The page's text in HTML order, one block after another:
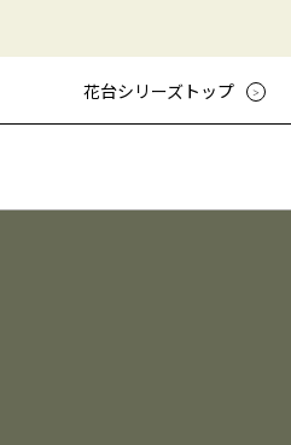
花台シリーズトップ